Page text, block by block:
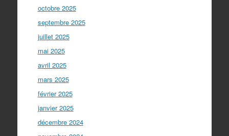
octobre 2025
septembre 2025
juillet 2025
mai 2025
avril 2025
mars 2025
février 2025
janvier 2025
décembre 2024